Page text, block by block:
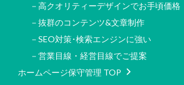
－高クオリティーデザインでお手頃価格
－抜群のコンテンツ&文章制作
－SEO対策･検索エンジンに強い
－営業目線・経営目線でご提案
ホームページ保守管理 TOP